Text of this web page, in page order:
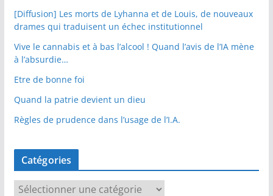
[Diffusion] Les morts de Lyhanna et de Louis, de nouveaux
drames qui traduisent un échec institutionnel
Vive le cannabis et à bas l’alcool ! Quand l’avis de l’IA mène
à l’absurdie…
Etre de bonne foi
Quand la patrie devient un dieu
Règles de prudence dans l’usage de l’I.A.
Catégories